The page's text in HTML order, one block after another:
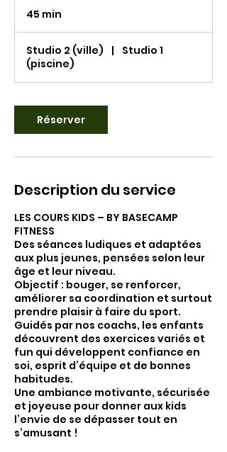
45 min
n
Studio 2 (ville) |
Studio 1
(piscine)
Réserver
Description du service
LES COURS KIDS – BY BASECAMP
FITNESS
Des séances ludiques et adaptées
aux plus jeunes, pensées selon leur
âge et leur niveau.
Objectif : bouger, se renforcer,
améliorer sa coordination et surtout
prendre plaisir à faire du sport.
Guidés par nos coachs, les enfants
découvrent des exercices variés et
fun qui développent confiance en
soi, esprit d’équipe et de bonnes
habitudes.
Une ambiance motivante, sécurisée
et joyeuse pour donner aux kids
l’envie de se dépasser tout en
s’amusant !